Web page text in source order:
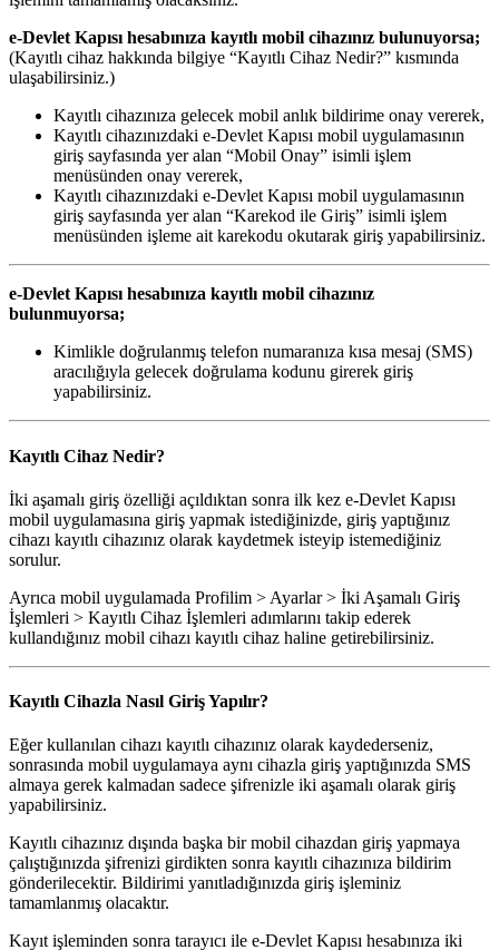
e-Devlet Kapısı hesabınıza kayıtlı mobil cihazınız bulunuyorsa;
(Kayıtlı cihaz hakkında bilgiye “Kayıtlı Cihaz Nedir?” kısmında
ulaşabilirsiniz.)
Kayıtlı cihazınıza gelecek mobil anlık bildirime onay vererek,
Kayıtlı cihazınızdaki e-Devlet Kapısı mobil uygulamasının
giriş sayfasında yer alan “Mobil Onay” isimli işlem
menüsünden onay vererek,
Kayıtlı cihazınızdaki e-Devlet Kapısı mobil uygulamasının
giriş sayfasında yer alan “Karekod ile Giriş” isimli işlem
menüsünden işleme ait karekodu okutarak giriş yapabilirsiniz.
e-Devlet Kapısı hesabınıza kayıtlı mobil cihazınız
bulunmuyorsa;
Kimlikle doğrulanmış telefon numaranıza kısa mesaj (SMS)
aracılığıyla gelecek doğrulama kodunu girerek giriş
yapabilirsiniz.
Kayıtlı Cihaz Nedir?
İki aşamalı giriş özelliği açıldıktan sonra ilk kez e-Devlet Kapısı
mobil uygulamasına giriş yapmak istediğinizde, giriş yaptığınız
cihazı kayıtlı cihazınız olarak kaydetmek isteyip istemediğiniz
sorulur.
Ayrıca mobil uygulamada Profilim > Ayarlar > İki Aşamalı Giriş
İşlemleri > Kayıtlı Cihaz İşlemleri adımlarını takip ederek
kullandığınız mobil cihazı kayıtlı cihaz haline getirebilirsiniz.
Kayıtlı Cihazla Nasıl Giriş Yapılır?
Eğer kullanılan cihazı kayıtlı cihazınız olarak kaydederseniz,
sonrasında mobil uygulamaya aynı cihazla giriş yaptığınızda SMS
almaya gerek kalmadan sadece şifrenizle iki aşamalı olarak giriş
yapabilirsiniz.
Kayıtlı cihazınız dışında başka bir mobil cihazdan giriş yapmaya
çalıştığınızda şifrenizi girdikten sonra kayıtlı cihazınıza bildirim
gönderilecektir. Bildirimi yanıtladığınızda giriş işleminiz
tamamlanmış olacaktır.
Kayıt işleminden sonra tarayıcı ile e-Devlet Kapısı hesabınıza iki